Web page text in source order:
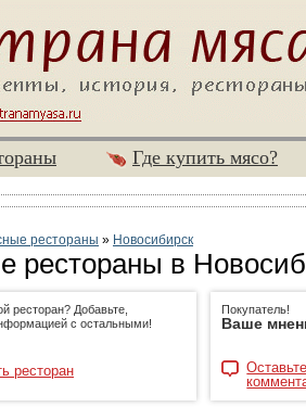
Где купить мясо?
рестораны » Новосибирск
рестораны в
ресторан? Добавьте,
с остальными!
ресторан
Покупатель!
Ваше